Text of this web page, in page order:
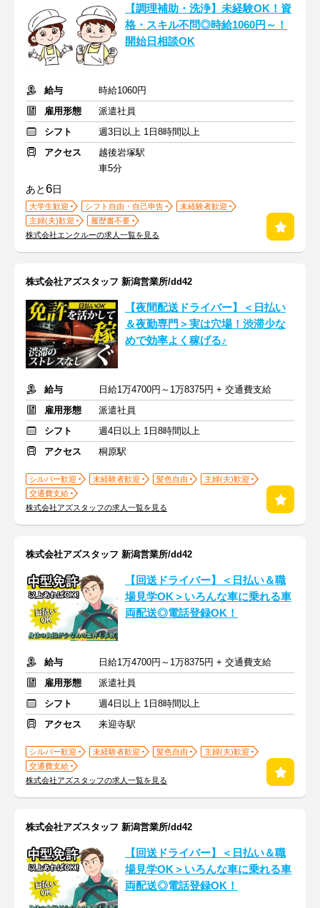
【調理補助・洗浄】未経験OK！資
格・スキル不問◎時給1060円～！
開始日相談OK
給与
時給1060円
雇用形態
派遣社員
シフト
週3日以上 1日8時間以上
アクセス
越後岩塚駅
車5分
あと6日
大学生歓迎 シフト自由・自己申告
未経験者歓迎
主婦(夫)歓迎
履歴書不要
株式会社エンクルーの求人一覧を見る
株式会社アズスタッフ 新潟営業所/dd42
【夜間配送ドライバー】＜日払い
＆夜勤専門＞実は穴場！渋滞少な
めで効率よく稼げる♪
給与
日給1万4700円～1万8375円 + 交通費支給
雇用形態
派遣社員
シフト
週4日以上 1日8時間以上
アクセス
桐原駅
シルバー歓迎 未経験者歓迎 髪色自由
主婦(夫)歓迎
交通費支給
株式会社アズスタッフの求人一覧を見る
株式会社アズスタッフ 新潟営業所/dd42
【回送ドライバー】＜日払い＆職
場見学OK＞いろんな車に乗れる車
両配送◎電話登録OK！
給与
日給1万4700円～1万8375円 + 交通費支給
雇用形態
派遣社員
シフト
週4日以上 1日8時間以上
アクセス
来迎寺駅
シルバー歓迎 未経験者歓迎 髪色自由
主婦(夫)歓迎
交通費支給
株式会社アズスタッフの求人一覧を見る
株式会社アズスタッフ 新潟営業所/dd42
【回送ドライバー】＜日払い＆職
場見学OK＞いろんな車に乗れる車
両配送◎電話登録OK！